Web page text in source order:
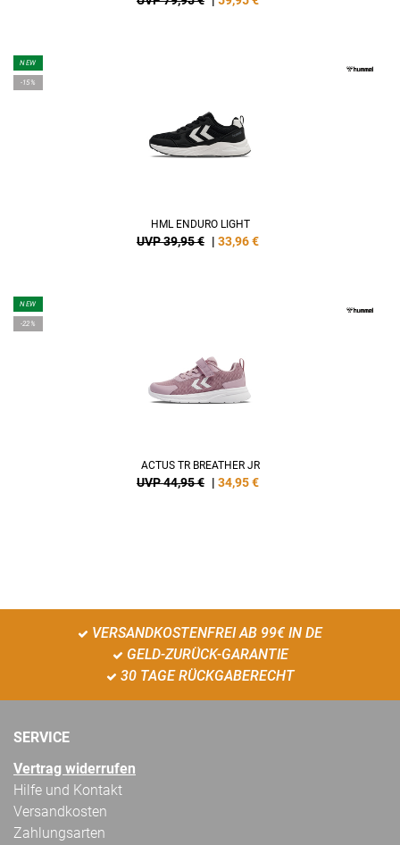
NEW
-15%
HML ENDURO LIGHT
UVP 39,95 € | 33,96€
NEW
-22%
ACTUS TR BREATHER JR
UVP 44,95 € | 34,95€
VERSANDKOSTENFREI AB 99€ IN DE
GELD-ZURÜCK-GARANTIE
30 TAGE RÜCKGABERECHT
SERVICE
Vertrag widerrufen
Hilfe und Kontakt
Versandkosten
Zahlungsarten